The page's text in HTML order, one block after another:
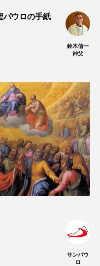
パウロの手紙
鈴木信一
神父
サンパウ
ロ